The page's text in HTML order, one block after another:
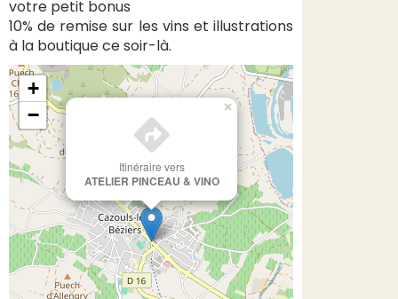
votre petit bonus
10% de remise sur les vins et illustrations
à la boutique ce soir-là.
Itinéraire vers
ATELIER PINCEAU & VINO
×
+
−